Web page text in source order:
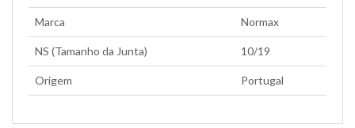
Marca Normax
NS (Tamanho da Junta) 10/19
Origem Portugal